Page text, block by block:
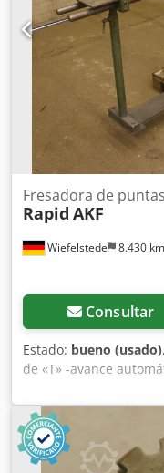
Wiefelstede 8.430 km
Fresadora de puntas
Rapid AKF
Consultar
Estado: bueno (usado)
de «T» -avance
herramienta de
diámetro máximo de